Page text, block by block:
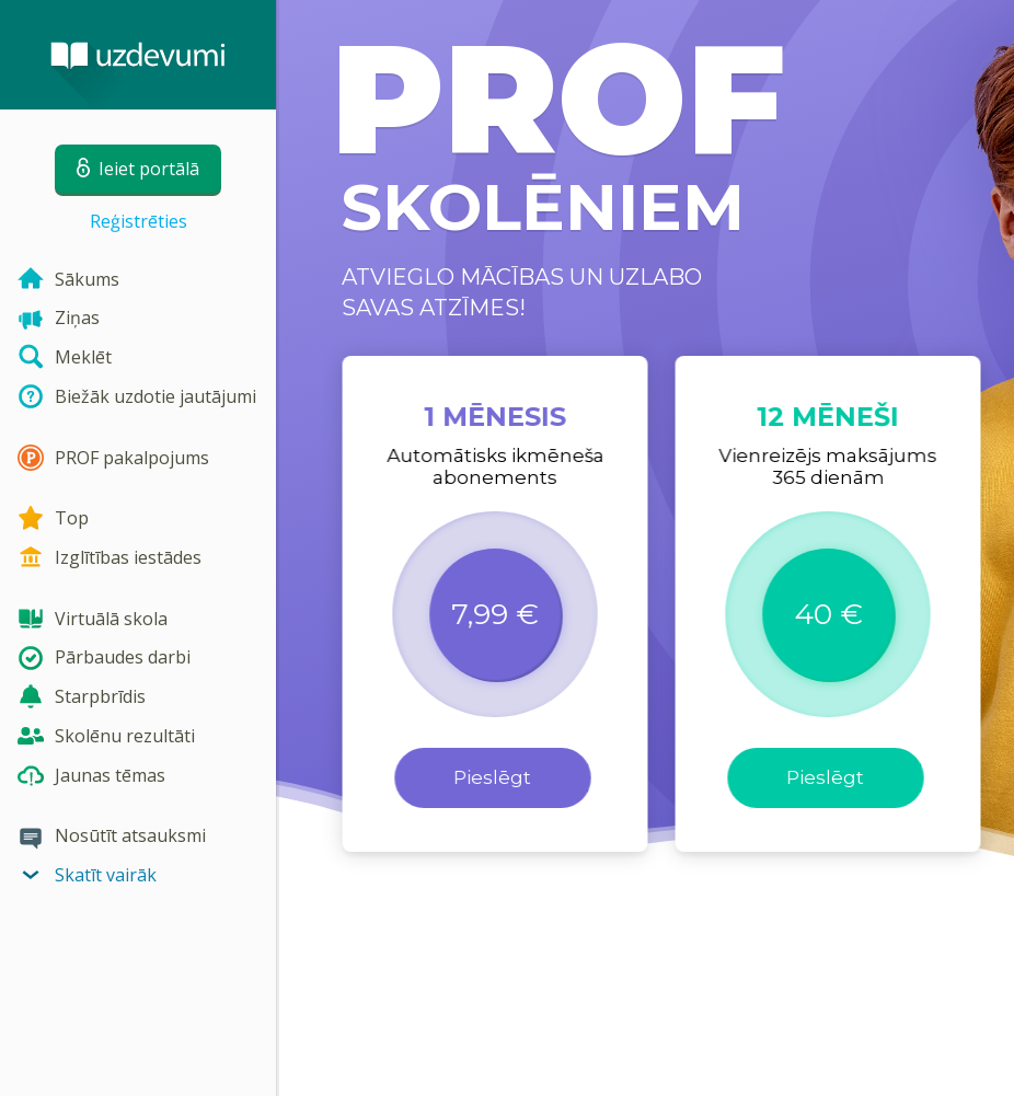
Ieiet portālā
Reģistrēties
Sākums
Ziņas
Meklēt
Biežāk uzdotie jautājumi
PROF pakalpojums
Top
Izglītības iestādes
Virtuālā skola
Pārbaudes darbi
Starpbrīdis
Skolēnu rezultāti
Jaunas tēmas
Nosūtīt atsauksmi
Skatīt vairāk
PROF
SKOLĒNIEM
ATVIEGLO MĀCĪBAS UN UZLABO
SAVAS ATZĪMES!
1 MĒNESIS
Automātisks ikmēneša
abonements
7,99 €
Pieslēgt
12 MĒNEŠI
Vienreizējs maksājums
365 dienām
40 €
Pieslēgt